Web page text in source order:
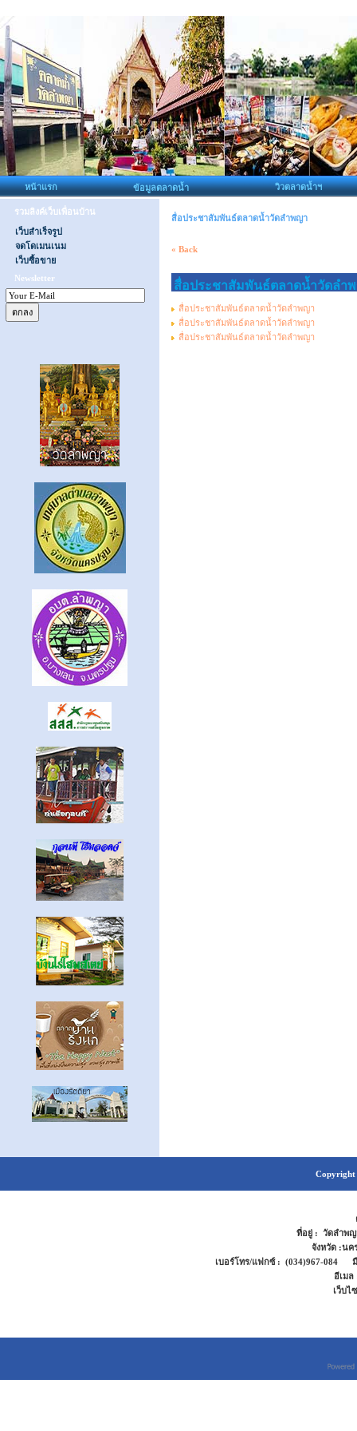
หน้าแรก ข้อมูลตลาดน้ำ วิวตลาดน้ำฯ
รวมลิงค์เว็บเพื่อนบ้าน
เว็บสำเร็จรูป
จดโดเมนเนม
เว็บซื้อขาย
Newsletter
สื่อประชาสัมพันธ์ตลาดน้ำวัดลำพญา
« Back
สื่อประชาสัมพันธ์ตลาดน้ำวัดลำ
สื่อประชาสัมพันธ์ตลาดน้ำวัดลำพญา
สื่อประชาสัมพันธ์ตลาดน้ำวัดลำพญา
สื่อประชาสัมพันธ์ตลาดน้ำวัดลำพญา
Copyright
ที่อยู่ : วัดลำพญ
จังหวัด :น
เบอร์โทร/แฟกซ์ : (034)967-084 มื
อีเมล
เว็บไ